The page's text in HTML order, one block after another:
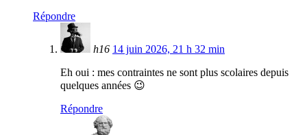
Répondre
h16 14 juin 2026, 21 h 32 min
Eh oui : mes contraintes ne sont plus scolaires depuis
quelques années 😉
Répondre